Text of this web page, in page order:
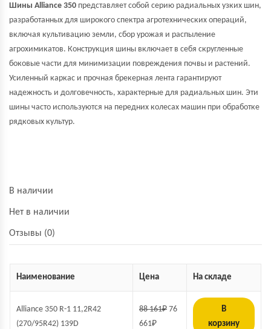
Шины Alliance 350 представляет собой серию радиальных узких шин,
разработанных для широкого спектра агротехнических операций,
включая культивацию земли, сбор урожая и распыление
агрохимикатов. Конструкция шины включает в себя скругленные
боковые части для минимизации повреждения почвы и растений.
Усиленный каркас и прочная брекерная лента гарантируют
надежность и долговечность, характерные для радиальных шин. Эти
шины часто используются на передних колесах машин при обработке
рядковых культур.
В наличии
Нет в наличии
Отзывы (0)
Наименование Цена На складе
Alliance 350 R-1 11,2R42
(270/95R42) 139D
88 161₽ 76
661₽
В
корзину